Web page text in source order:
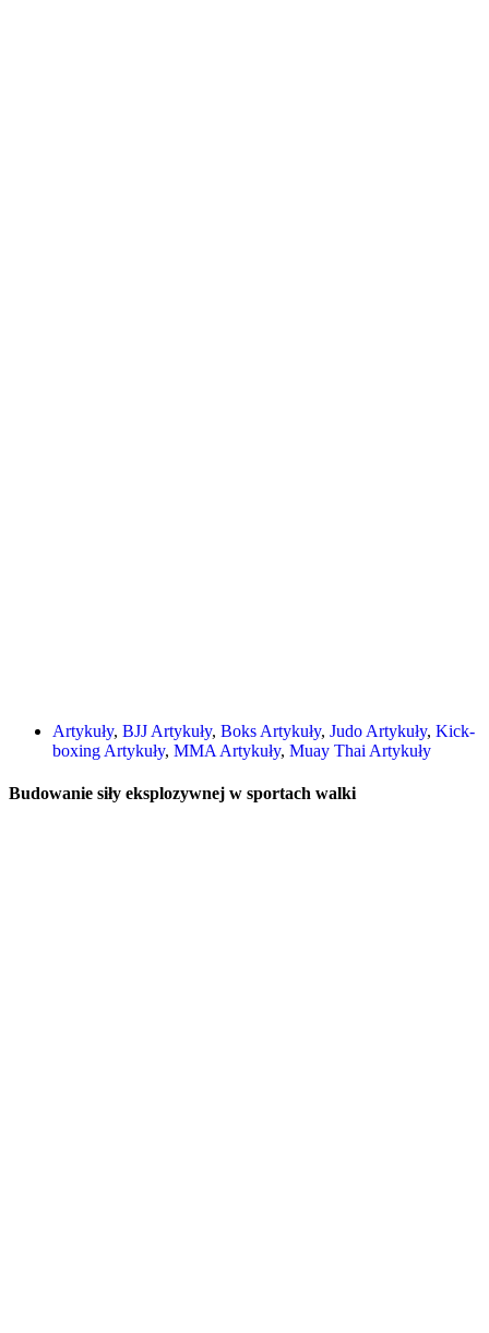
Artykuły, BJJ Artykuły, Boks Artykuły, Judo Artykuły, Kick-
boxing Artykuły, MMA Artykuły, Muay Thai Artykuły
Budowanie siły eksplozywnej w sportach walki